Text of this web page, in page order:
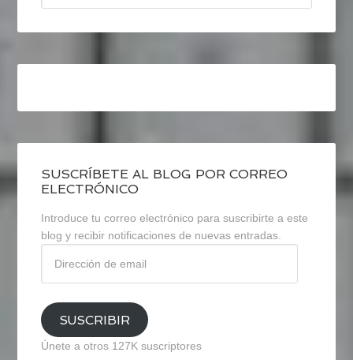
SUSCRÍBETE AL BLOG POR CORREO
ELECTRÓNICO
Introduce tu correo electrónico para suscribirte a este
blog y recibir notificaciones de nuevas entradas.
email
SUSCRIBIR
Únete a otros 127K suscriptores